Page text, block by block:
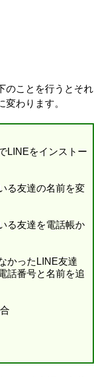
のことを行うとそれ
わります。
LINEをインストー
る友達の名前を変
る友達を電話帳か
かったLINE友達
話番号と名前を追